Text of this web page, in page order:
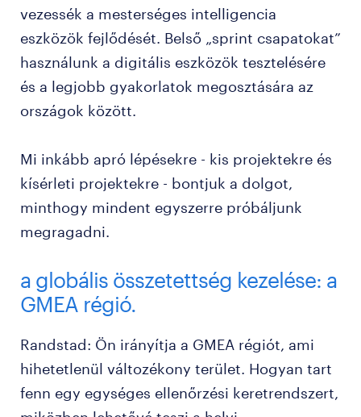
vezessék a mesterséges intelligencia
eszközök fejlődését. Belső „sprint csapatokat”
használunk a digitális eszközök tesztelésére
és a legjobb gyakorlatok megosztására az
országok között.
Mi inkább apró lépésekre - kis projektekre és
kísérleti projektekre - bontjuk a dolgot,
minthogy mindent egyszerre próbáljunk
megragadni.
a globális összetettség kezelése: a
GMEA régió.
Randstad: Ön irányítja a GMEA régiót, ami
hihetetlenül változékony terület. Hogyan tart
fenn egy egységes ellenőrzési keretrendszert,